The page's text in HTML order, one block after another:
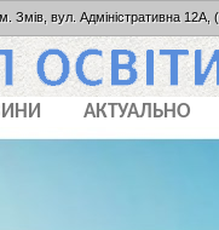
Змів, вул. Адміністративна
АКТУАЛЬНО